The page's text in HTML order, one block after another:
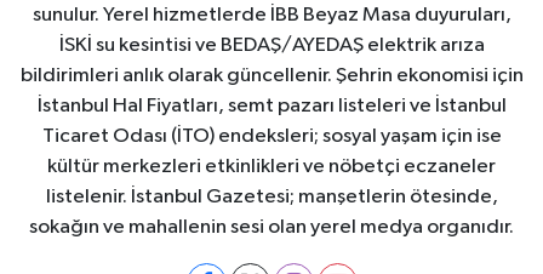
sunulur. Yerel hizmetlerde İBB Beyaz Masa duyuruları,
İSKİ su kesintisi ve BEDAŞ/AYEDAŞ elektrik arıza
bildirimleri anlık olarak güncellenir. Şehrin ekonomisi için
İstanbul Hal Fiyatları, semt pazarı listeleri ve İstanbul
Ticaret Odası (İTO) endeksleri; sosyal yaşam için ise
kültür merkezleri etkinlikleri ve nöbetçi eczaneler
listelenir. İstanbul Gazetesi; manşetlerin ötesinde,
sokağın ve mahallenin sesi olan yerel medya organıdır.